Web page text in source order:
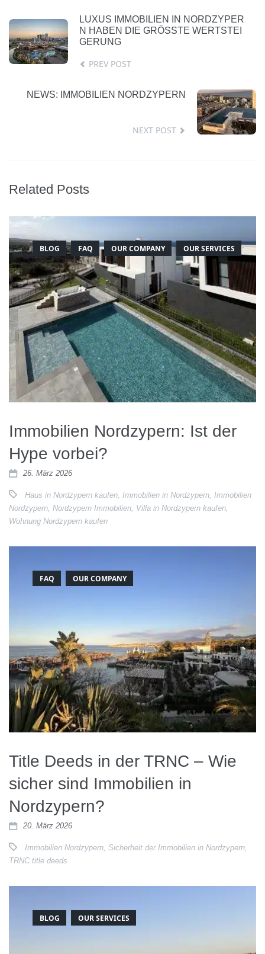
LUXUS IMMOBILIEN IN NORDZYPER
N HABEN DIE GRÖSSTE WERTSTEIG
ERUNG
PREV POST
NEWS: IMMOBILIEN NORDZYPERN
NEXT POST
Related Posts
BLOG FAQ OUR COMPANY OUR SERVICES
Immobilien Nordzypern: Ist der
Hype vorbei?
26. März 2026
Haus in Nordzypern kaufen Immobilien in Nordzypern Immobilien
Nordzypern Nordzypern Immobilien Villa in Nordzypern kaufen
Wohnung Nordzypern kaufen
FAQ OUR COMPANY
Title Deeds in der TRNC – Wie
sicher sind Immobilien in
Nordzypern?
20. März 2026
Immobilien Nordzypern, Sicherheit der Immobilien in Nordzypern,
TRNC title deeds
BLOG OUR SERVICES